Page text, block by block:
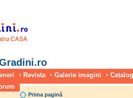
CASA
Revista Galerie imagini
Prima pagină